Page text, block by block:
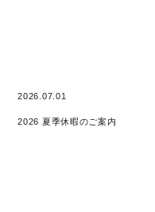
2026.07.01
2026 夏季休暇のご案内